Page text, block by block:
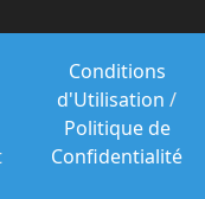
et
de
(le «
formulaire
En
Conditions
d'Utilisation /
Politique de
Confidentialité